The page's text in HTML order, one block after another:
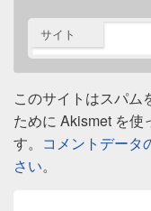
サイト
このサイトはスパム
ために Akismet を使
す。 コメントデータ
さい。